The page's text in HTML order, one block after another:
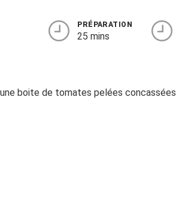
PRÉPARATION
25 mins
boite de tomates pelées concassées